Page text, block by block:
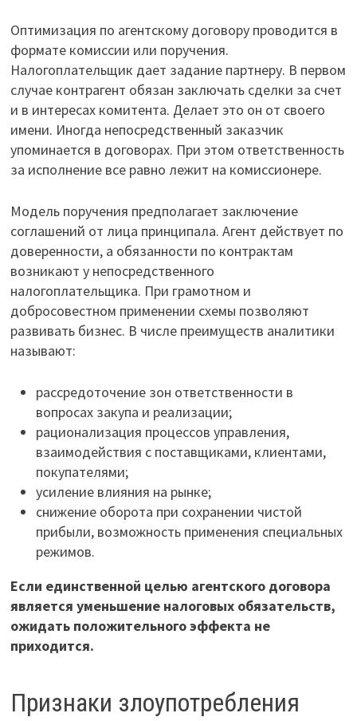
Оптимизация по агентскому договору проводится в
формате комиссии или поручения.
Налогоплательщик дает задание партнеру. В первом
случае контрагент обязан заключать сделки за счет
и в интересах комитента. Делает это он от своего
имени. Иногда непосредственный заказчик
упоминается в договорах. При этом ответственность
за исполнение все равно лежит на комиссионере.
Модель поручения предполагает заключение
соглашений от лица принципала. Агент действует по
доверенности, а обязанности по контрактам
возникают у непосредственного
налогоплательщика. При грамотном и
добросовестном применении схемы позволяют
развивать бизнес. В числе преимуществ аналитики
называют:
рассредоточение зон ответственности в
вопросах закупа и реализации;
рационализация процессов управления,
взаимодействия с поставщиками, клиентами,
покупателями;
усиление влияния на рынке;
снижение оборота при сохранении чистой
прибыли, возможность применения специальных
режимов.
Если единственной целью агентского договора
является уменьшение налоговых обязательств,
ожидать положительного эффекта не
приходится.
Признаки злоупотребления